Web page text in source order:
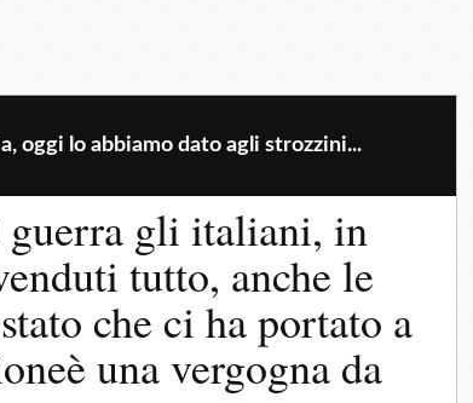
oggi lo abbiamo dato agli strozzini...
gli italiani, in
tutto, anche le
che ci ha portato a
una vergogna da